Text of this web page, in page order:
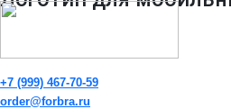
+7 (999) 467-70-59
order@forbra.ru